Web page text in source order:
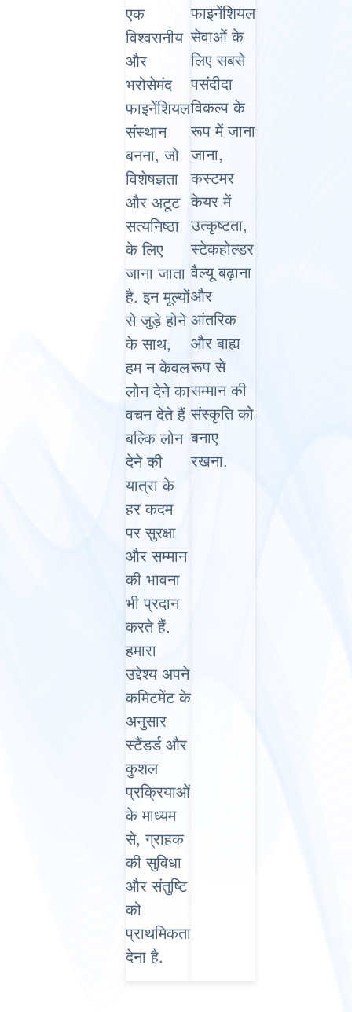
एक
विश्वसनीय
और
भरोसेमंद
फाइनेंशियल
संस्थान
बनना, जो
विशेषज्ञता
और अटूट
सत्यनिष्ठा
के लिए
जाना जाता
है. इन मूल्यों
से जुड़े होने
के साथ,
हम न केवल
लोन देने का
वचन देते हैं
बल्कि लोन
देने की
यात्रा के
हर कदम
पर सुरक्षा
और सम्मान
की भावना
भी प्रदान
करते हैं.
हमारा
उद्देश्य अपने
कमिटमेंट के
अनुसार
स्‍टैंडर्ड और
कुशल
प्रक्रियाओं
के माध्यम
से, ग्राहक
की सुविधा
और संतुष्टि
को
प्राथमिकता
देना है.
फाइनेंशियल
सेवाओं के
लिए सबसे
पसंदीदा
विकल्प के
रूप में जाना
जाना,
कस्टमर
केयर में
उत्कृष्टता,
स्टेकहोल्डर
वैल्यू बढ़ाना
और
आंतरिक
और बाह्य
रूप से
सम्मान की
संस्कृति को
बनाए
रखना.